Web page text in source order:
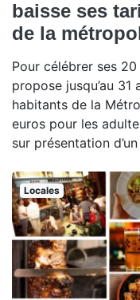
baisse ses
de la
Pour célébrer ses
propose jusqu’au
habitants de la
euros pour les
sur présentation
Locales